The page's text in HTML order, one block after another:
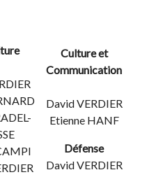
Culture et
Communication
David VERDIER
Etienne HANF
Défense
David VERDIER